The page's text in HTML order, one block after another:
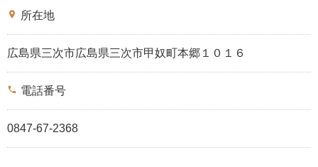
place 所在地
広島県三次市広島県三次市甲奴町本郷１０１６
phone 電話番号
0847-67-2368